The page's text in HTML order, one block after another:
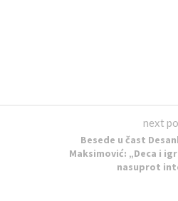
next
Besede u čast
Maksimović: „Deca i
nasuprot